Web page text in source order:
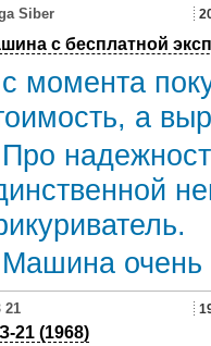
Siber
с бесплатной
с момента
а
Про
Машина очень
21
21 (1968)